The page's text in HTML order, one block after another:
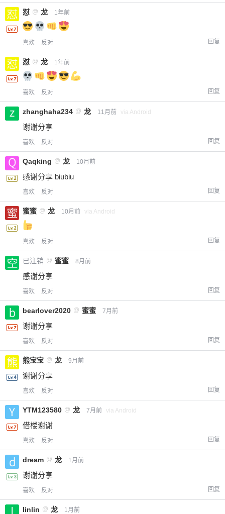
怼 @ 龙 1年前
喜欢 反对 回复
怼 @ 龙 1年前
喜欢 反对 回复
zhanghaha234 @ 龙 11月前 via Android
谢谢分享
喜欢 反对 回复
Qaqking @ 龙 10月前
感谢分享 biubiu
喜欢 反对 回复
蜜蜜 @ 龙 10月前 via Android
喜欢 反对 回复
已注销 @ 蜜蜜 8月前
感谢分享
喜欢 反对 回复
bearlover2020 @ 蜜蜜 7月前
谢谢分享
喜欢 反对 回复
熊宝宝 @ 龙 9月前
谢谢分享
喜欢 反对 回复
YTM123580 @ 龙 7月前 via Android
借楼谢谢
喜欢 反对 回复
dream @ 龙 1月前
谢谢分享
喜欢 反对 回复
linlin @ 龙 1月前